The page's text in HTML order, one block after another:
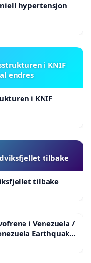
hypertensjon
i KNIF
endres
i KNIF
tilbake
tilbake
i Venezuela /
Earthquake